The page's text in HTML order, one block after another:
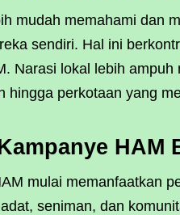
mudah memahami dan
sendiri. Hal ini
Narasi lokal lebih
hingga perkotaan yang
HAM
mulai memanfaatkan
seniman, dan